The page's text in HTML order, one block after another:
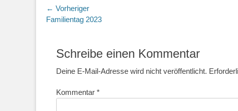
Beitragsnavigation
← Vorheriger
Vorheriger
Familientag 2023
Schreibe einen Kommentar
Deine E-Mail-Adresse wird nicht veröffentlicht.
Kommentar *